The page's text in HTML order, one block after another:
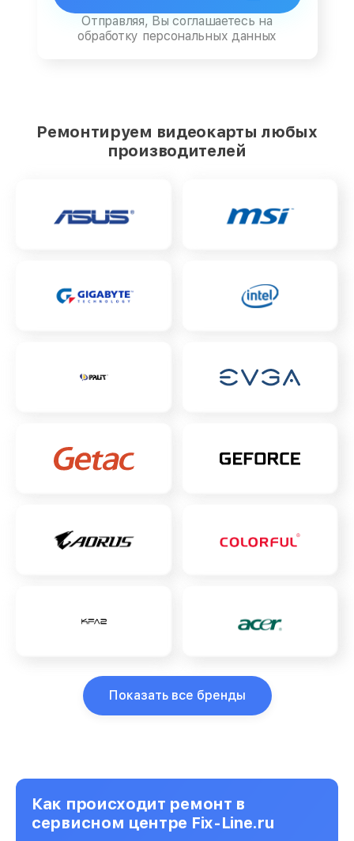
Отправляя, Вы соглашаетесь на
обработку персональных данных
Ремонтируем видеокарты любых
производителей
Показать все бренды
Как происходит ремонт в
сервисном центре Fix-Line.ru